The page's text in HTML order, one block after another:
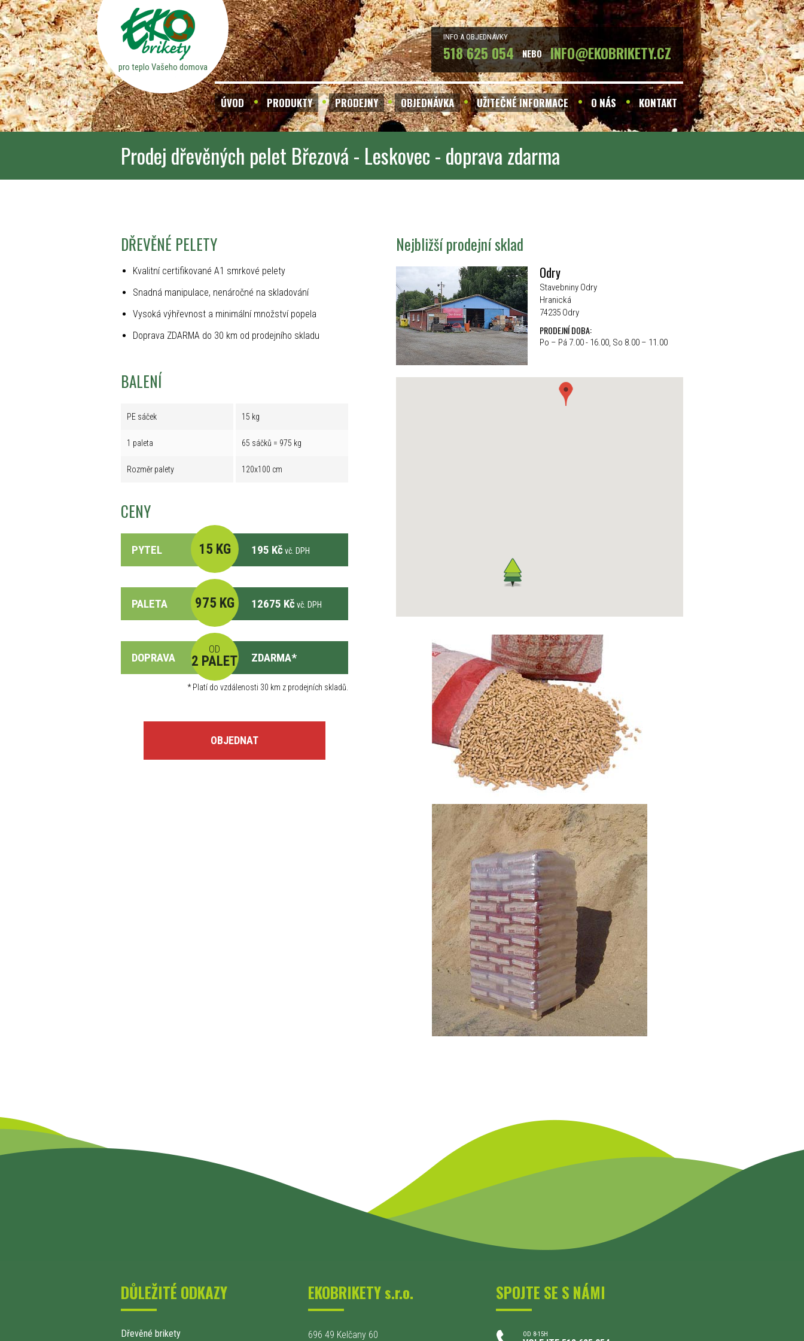
pro teplo Vašeho domova
INFO A OBJEDNÁVKY
518 625 054 NEBO INFO@EKOBRIKETY.CZ
ÚVOD PRODUKTY PRODEJNY OBJEDNÁVKA UŽITEČNÉ INFORMACE O NÁS KONTAKT
Prodej dřevěných pelet Březová - Leskovec - doprava zdarma
DŘEVĚNÉ PELETY
Kvalitní certifikované A1 smrkové pelety
Snadná manipulace, nenáročné na skladování
Vysoká výhřevnost a minimální množství popela
Doprava ZDARMA do 30 km od prodejního skladu
BALENÍ
PE sáček 15 kg
1 paleta 65 sáčků = 975 kg
Rozměr palety 120x100 cm
CENY
PYTEL 15 KG 195 Kč vč. DPH
PALETA 975 KG 12675 Kč vč. DPH
DOPRAVA
OD
2 PALET ZDARMA*
*Platí do vzdálenosti 30 km z prodejních skladů.
OBJEDNAT
Nejbližší prodejní sklad
Odry
Stavebniny Odry
Hranická
74235 Odry
PRODEJNÍ DOBA:
Po – Pá 7.00 - 16.00, So 8.00 – 11.00
DŮLEŽITÉ ODKAZY
Dřevěné brikety
EKOBRIKETY s.r.o.
696 49 Kelčany 60
SPOJTE SE S NÁMI
OD 8-15H